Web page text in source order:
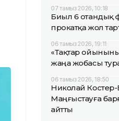
07 тамыз 2026, 10:18
Биыл 6 отандық
прокатқа жол
06 тамыз 2026, 19:11
«Тақтар
жаңа жобасы
06 тамыз 2026, 18:50
Николай Костер-
Маңғыстауға
айтты